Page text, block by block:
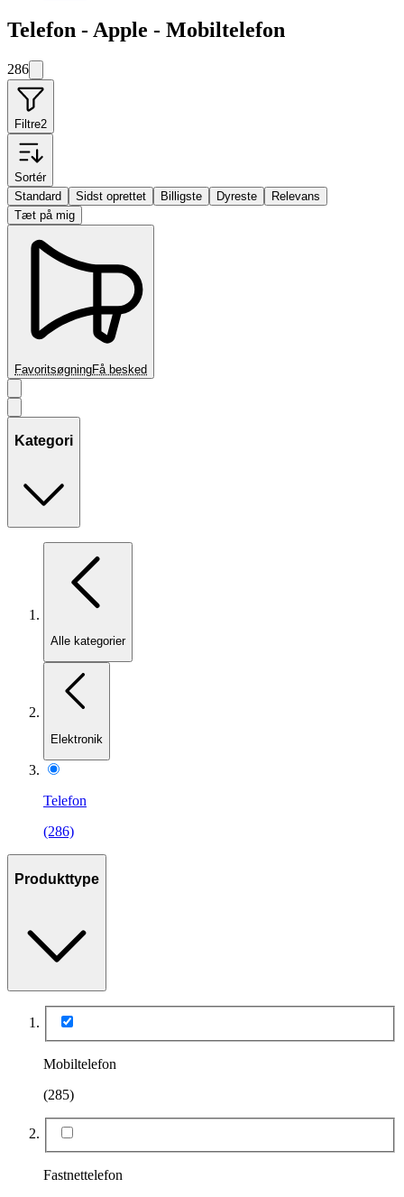
Telefon - Apple - Mobiltelefon
286
Filtre2
Sortér
Standard
Sidst oprettet Billigste Dyreste
Relevans
Tæt på mig
FavoritsøgningFå besked
Kategori
Alle kategorier
Elektronik
Telefon
(286)
Produkttype
Mobiltelefon
(285)
Fastnettelefon